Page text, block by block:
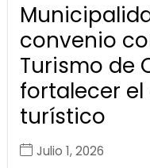
convenio
Turismo de
fortalecer
turístico
Julio 1, 2026